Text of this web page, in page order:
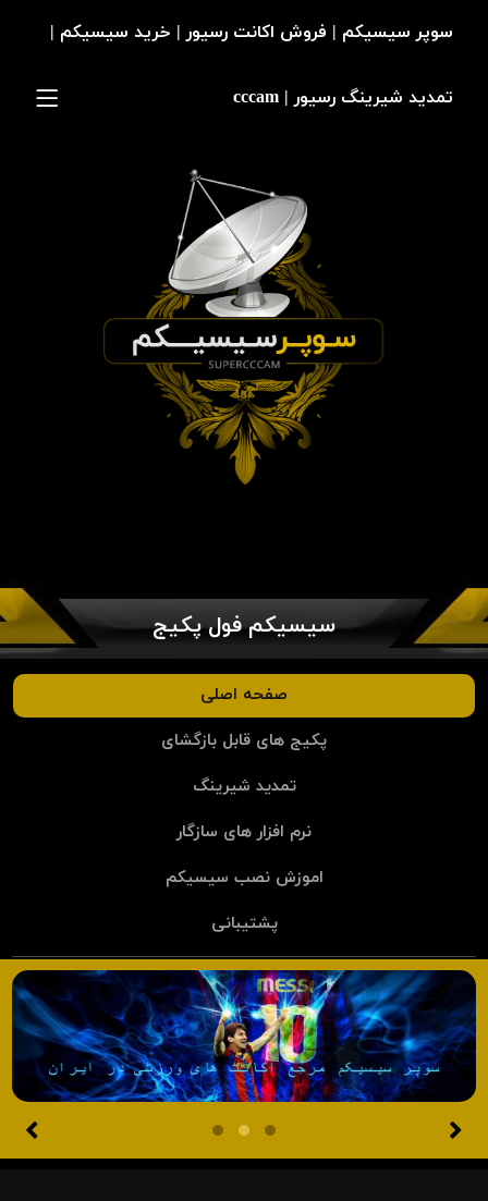
سیسیکم فول پکیج
صفحه اصلی
پکیج های قابل بازگشای
تمدید شیرینگ
نرم افزار های سازگار
اموزش نصب سیسیکم
پشتیبانی
سوپر سیسیکم | فروش اکانت رسیور | خرید سیسیکم |
تمدید شیرینگ رسیور | cccam